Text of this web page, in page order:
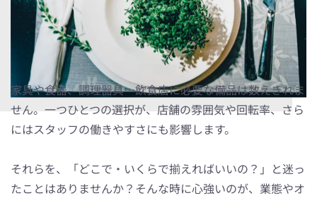
繁盛店への一歩！食器・家具・備
品選定はプロに任せませんか？
家具や食器、調理器具…飲食店に必要な備品は数えきれま
せん。一つひとつの選択が、店舗の雰囲気や回転率、さら
にはスタッフの働きやすさにも影響します。
それらを、「どこで・いくらで揃えればいいの？」と迷っ
たことはありませんか？そんな時に心強いのが、業態やオ